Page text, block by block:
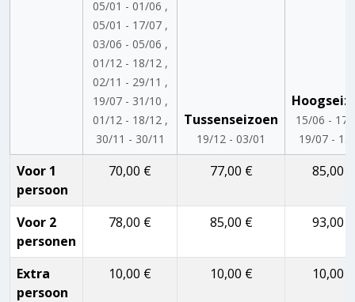
05/01 - 01/06 ,
05/01 - 17/07 ,
03/06 - 05/06 ,
01/12 - 18/12 ,
02/11 - 29/11 ,
19/07 - 31/10 ,
01/12 - 18/12 ,
30/11 - 30/11
Tussenseizoen
19/12 - 03/01
15/06 - 17/
19/07 -
Voor 1
persoon
70,00 € 77,00 € 85,00 €
Voor 2
personen
78,00 € 85,00 € 93,00 €
Extra
persoon
10,00 € 10,00 € 10,00 €